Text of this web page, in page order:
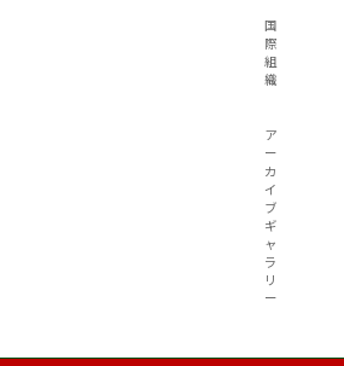
国
際
組
織
ア
ー
カ
イ
ブ
ギ
ャ
ラ
リ
ー